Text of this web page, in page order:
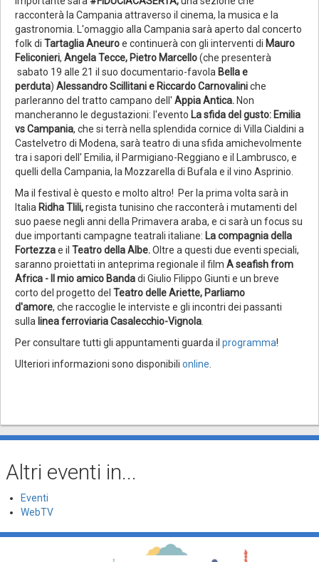
racconterà la Campania attraverso il cinema, la musica e la
gastronomia. L'omaggio alla Campania sarà aperto dal concerto
folk di Tartaglia Aneuroe continuerà con gli interventi di Mauro
Feliconieri, Angela Tecce, Pietro Marcello(che presenterà
sabato 19 alle 21 il suo documentario-favola Bella e
perduta) Alessandro Scillitani e Riccardo Carnovaliniche
parleranno del tratto campano dell' Appia Antica. Non
mancheranno le degustazioni: l'evento La sfida del gusto: Emilia
vs Campania, che si terrà nella splendida cornice di Villa Cialdini a
Castelvetro di Modena, sarà teatro di una sfida amichevolmente
tra i sapori dell' Emilia, il Parmigiano-Reggiano e il Lambrusco, e
quelli della Campania, la Mozzarella di Bufala e il vino Asprinio.
Ma il festival è questo e molto altro! Per la prima volta sarà in
Italia Ridha Tlili,regista tunisino che racconterà i mutamenti del
suo paese negli anni della Primavera araba, e ci sarà un focus su
due importanti campagne teatrali italiane: La compagnia della
Fortezzae il Teatro della Albe.Oltre a questi due eventi speciali,
saranno proiettati in anteprima regionale il film A seafish from
Africa - Il mio amico Bandadi Giulio Filippo Giunti e un breve
corto del progetto del Teatro delle Ariette, Parliamo
d'amore, che raccoglie le interviste e gli incontri dei passanti
sulla linea ferroviaria Casalecchio-Vignola.
Per consultare tutti gli appuntamenti guarda il programma!
Ulteriori informazioni sono disponibili online.
Altri eventi in...
Eventi
WebTV